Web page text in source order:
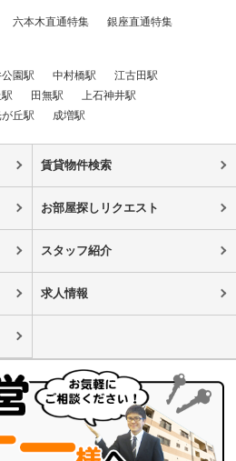
六本木直通特集 銀座直通特集
園駅 中村橋駅
江古田駅
田無駅
上石神井駅
丘駅 成増駅
賃貸物件検索
お部屋探しリクエスト
スタッフ紹介
求人情報